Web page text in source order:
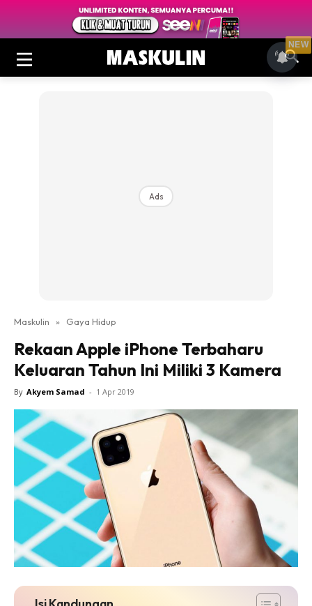
Ads
Maskulin » Gaya Hidup
Rekaan Apple iPhone Terbaharu
Keluaran Tahun Ini Miliki 3 Kamera
By Akyem Samad - 1 Apr 2019
NEW